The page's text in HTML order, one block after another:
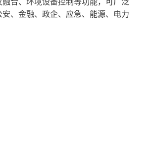
合、环境设备控制等功能，可广泛
安、金融、政企、应急、能源、电力